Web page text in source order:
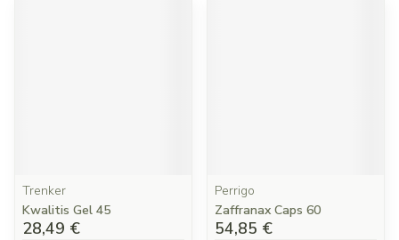
Trenker
Kwalitis Gel 45
28,49 €
Perrigo
Zaffranax Caps 60
54,85 €